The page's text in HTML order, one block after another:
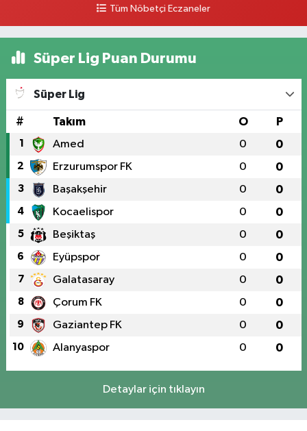
Özen Eczanesi
Ataşehir Mah. Malatya Cad. No:105
Tüm Nöbetçi Eczaneler
Süper Lig Puan Durumu
Süper Lig
# Takım O P
1 Amed 0 0
2 Erzurumspor FK 0 0
3 Başakşehir 0 0
4 Kocaelispor 0 0
5 Beşiktaş 0 0
6 Eyüpspor 0 0
7 Galatasaray 0 0
8 Çorum FK 0 0
9 Gaziantep FK 0 0
10 Alanyaspor 0 0
Detaylar için tıklayın